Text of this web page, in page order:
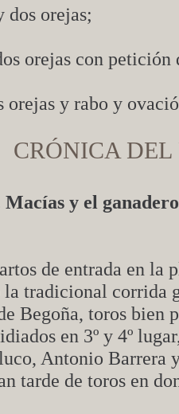
dos orejas;
orejas con
orejas y rabo y
CRÓNICA DEL
y el
de entrada en la
tradicional corrida
Begoña, toros bien
en 3º y 4º
Antonio Barrera
tarde de toros en